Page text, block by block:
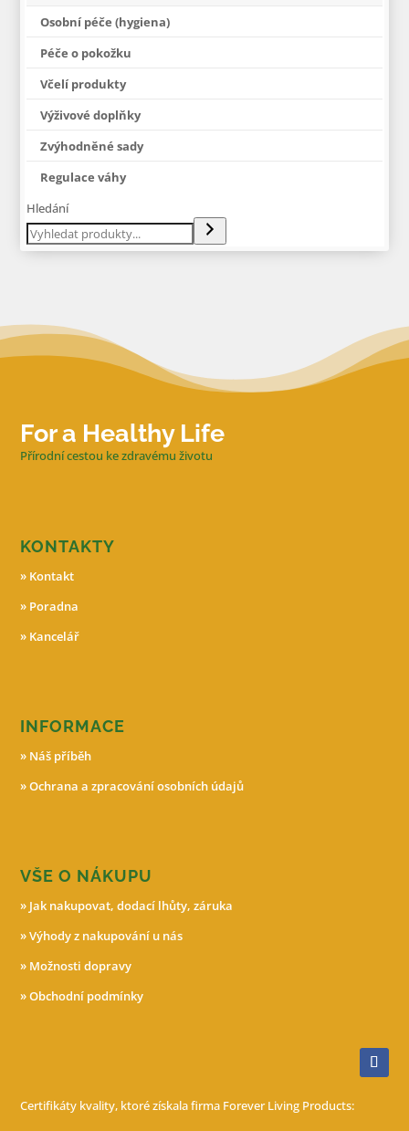
Osobní péče (hygiena)
Péče o pokožku
Včelí produkty
Výživové doplňky
Zvýhodněné sady
Regulace váhy
Hledání
For a Healthy Life
Přírodní cestou ke zdravému životu
KONTAKTY
» Kontakt
» Poradna
» Kancelář
INFORMACE
» Náš příběh
»Ochrana a zpracování osobních údajů
VŠE O NÁKUPU
» Jak nakupovat, dodací lhůty, záruka
»Výhody z nakupování u nás
» Možnosti dopravy
»Obchodní podmínky
Certifikáty kvality, ktoré získala firma Forever Living Products: